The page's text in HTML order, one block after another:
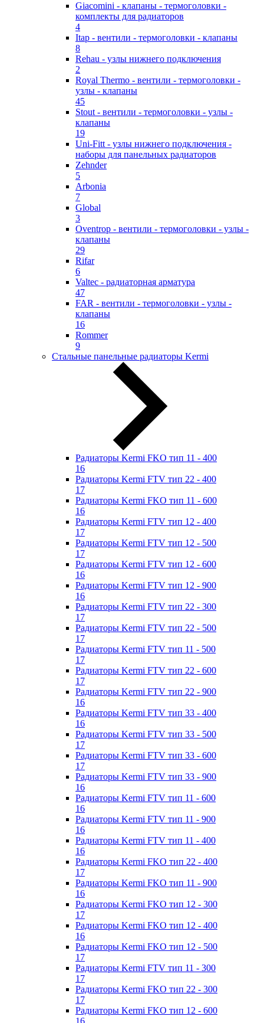
Giacomini - клапаны - термоголовки -
комплекты для радиаторов
4
Itap - вентили - термоголовки - клапаны
8
Rehau - узлы нижнего подключения
2
Royal Thermo - вентили - термоголовки -
узлы - клапаны
45
Stout - вентили - термоголовки - узлы -
клапаны
19
Uni-Fitt - узлы нижнего подключения -
наборы для панельных радиаторов
Zehnder
5
Arbonia
7
Global
3
Oventrop - вентили - термоголовки - узлы -
клапаны
29
Rifar
6
Valtec - радиаторная арматура
47
FAR - вентили - термоголовки - узлы -
клапаны
16
Rommer
9
Стальные панельные радиаторы Kermi
Радиаторы Kermi FKO тип 11 - 400
16
Радиаторы Kermi FTV тип 22 - 400
17
Радиаторы Kermi FKO тип 11 - 600
16
Радиаторы Kermi FTV тип 12 - 400
17
Радиаторы Kermi FTV тип 12 - 500
17
Радиаторы Kermi FTV тип 12 - 600
16
Радиаторы Kermi FTV тип 12 - 900
16
Радиаторы Kermi FTV тип 22 - 300
17
Радиаторы Kermi FTV тип 22 - 500
17
Радиаторы Kermi FTV тип 11 - 500
17
Радиаторы Kermi FTV тип 22 - 600
17
Радиаторы Kermi FTV тип 22 - 900
16
Радиаторы Kermi FTV тип 33 - 400
16
Радиаторы Kermi FTV тип 33 - 500
17
Радиаторы Kermi FTV тип 33 - 600
17
Радиаторы Kermi FTV тип 33 - 900
16
Радиаторы Kermi FTV тип 11 - 600
16
Радиаторы Kermi FTV тип 11 - 900
16
Радиаторы Kermi FTV тип 11 - 400
16
Радиаторы Kermi FKO тип 22 - 400
17
Радиаторы Kermi FKO тип 11 - 900
16
Радиаторы Kermi FKO тип 12 - 300
17
Радиаторы Kermi FKO тип 12 - 400
16
Радиаторы Kermi FKO тип 12 - 500
17
Радиаторы Kermi FTV тип 11 - 300
17
Радиаторы Kermi FKO тип 22 - 300
17
Радиаторы Kermi FKO тип 12 - 600
16